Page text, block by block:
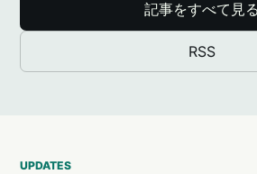
記事をすべて見る
RSS
UPDATES